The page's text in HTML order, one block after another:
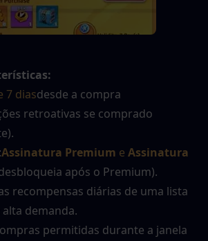
7 diasdesde a compra
retroativas se comprado
Assinatura Premium e Assinatura
após o Premium).
recompensas diárias de uma lista
demanda.
permitidas durante a janela